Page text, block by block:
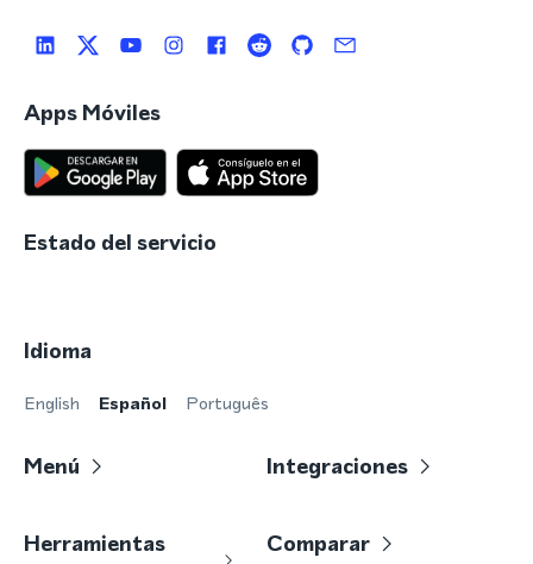
Apps Móviles
Estado del servicio
Idioma
English Español Português
Menú Integraciones
Herramientas
Comparar